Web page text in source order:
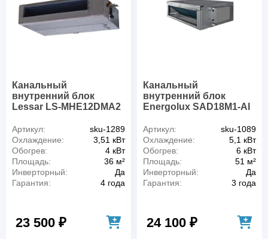
Канальный
внутренний блок
Lessar LS-MHE12DMA2
Артикул:
sku-1289
Охлаждение:
3,51 кВт
Обогрев:
4 кВт
Площадь:
36 м²
Инверторный:
Да
Гарантия:
4 года
23 500 ₽
Канальный
внутренний блок
Energolux SAD18M1-AI
Артикул:
sku-1089
Охлаждение:
5,1 кВт
Обогрев:
6 кВт
Площадь:
51 м²
Инверторный:
Да
Гарантия:
3 года
24 100 ₽